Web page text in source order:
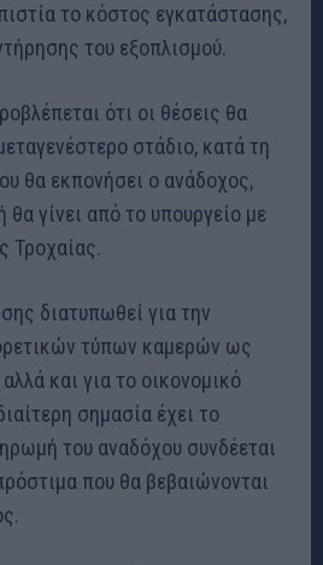
το κόστος εγκατάστασης,
του εξοπλισμού.
ότι οι θέσεις θα
στάδιο, κατά τη
θα εκπονήσει ο ανάδοχος,
θα γίνει από το υπουργείο με
Τροχαίας.
διατυπωθεί για την
τύπων καμερών ως
και για το οικονομικό
σημασία έχει το
του αναδόχου συνδέεται
που θα βεβαιώνονται